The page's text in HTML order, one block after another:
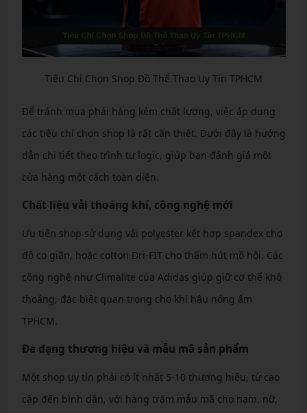
Tiêu Chí Chọn Shop Đồ Thể Thao Uy Tín TPHCM
Để tránh mua phải hàng kém chất lượng, việc áp dụng
các tiêu chí chọn shop là rất cần thiết. Dưới đây là hướng
dẫn chi tiết theo trình tự logic, giúp bạn đánh giá một
cửa hàng một cách toàn diện.
Chất liệu vải thoáng khí, công nghệ mới
Ưu tiên shop sử dụng vải polyester kết hợp spandex cho
độ co giãn, hoặc cotton Dri-FIT cho thấm hút mồ hôi. Các
công nghệ như Climalite của Adidas giúp giữ cơ thể khô
thoáng, đặc biệt quan trọng cho khí hậu nóng ẩm
TPHCM.
Đa dạng thương hiệu và mẫu mã sản phẩm
Một shop uy tín phải có ít nhất 5-10 thương hiệu, từ cao
cấp đến bình dân, với hàng trăm mẫu mã cho nam, nữ,